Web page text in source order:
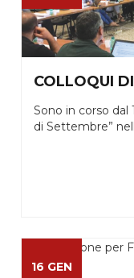
COLLOQUI
Sono in corso dal
di Settembre”
16 GEN